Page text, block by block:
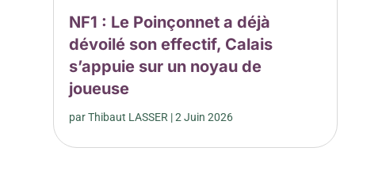
NF1 : Le Poinçonnet a déjà
dévoilé son effectif, Calais
s’appuie sur un noyau de
joueuse
parThibaut LASSER |2 Juin 2026